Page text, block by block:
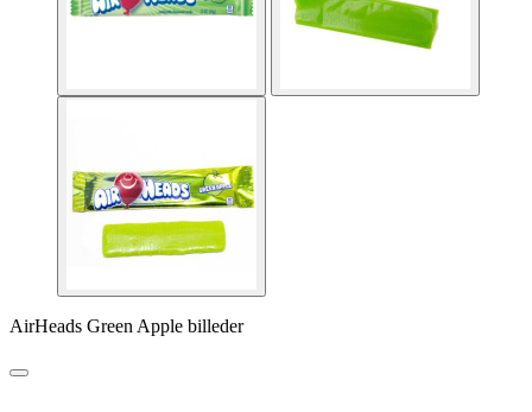
AirHeads Green Apple billeder